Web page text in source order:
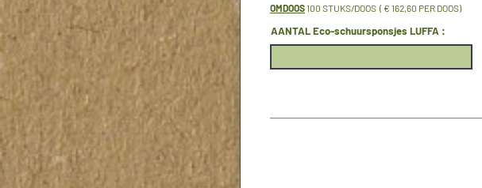
AANTAL Eco-schuursponsjes LUFFA :
OMDOOS100 STUKS/DOOS ( € 162,60 PER DOOS)